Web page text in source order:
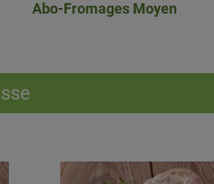
Abo-Fromages Moyen